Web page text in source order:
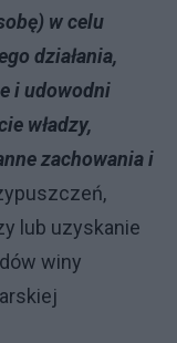
w celu
działania,
i udowodni
władzy,
zachowania i
lub uzyskanie
winy